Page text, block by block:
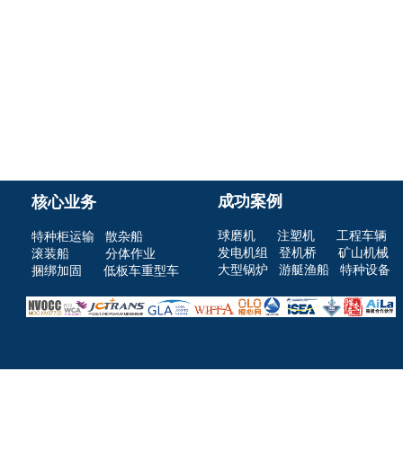
核心业务
特种柜运输 散杂船
滚装船 分体作业
捆绑加固 低板车重型车
成功案例
球磨机 注塑机 工程车辆
发电机组 登机桥 矿山机械
大型锅炉 游艇渔船 特种设备